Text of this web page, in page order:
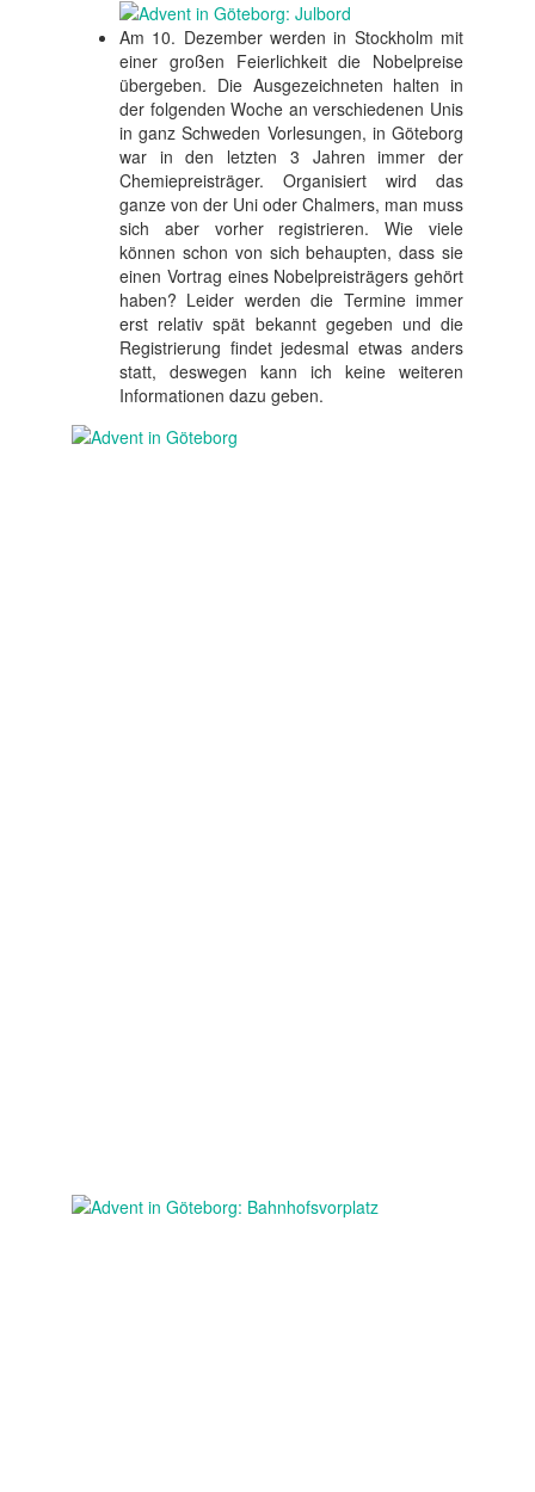
Am 10. Dezember werden in Stockholm mit
einer großen Feierlichkeit die Nobelpreise
übergeben. Die Ausgezeichneten halten in
der folgenden Woche an verschiedenen Unis
in ganz Schweden Vorlesungen, in Göteborg
war in den letzten 3 Jahren immer der
Chemiepreisträger. Organisiert wird das
ganze von der Uni oder Chalmers, man muss
sich aber vorher registrieren. Wie viele
können schon von sich behaupten, dass sie
einen Vortrag eines Nobelpreisträgers gehört
haben? Leider werden die Termine immer
erst relativ spät bekannt gegeben und die
Registrierung findet jedesmal etwas anders
statt, deswegen kann ich keine weiteren
Informationen dazu geben.